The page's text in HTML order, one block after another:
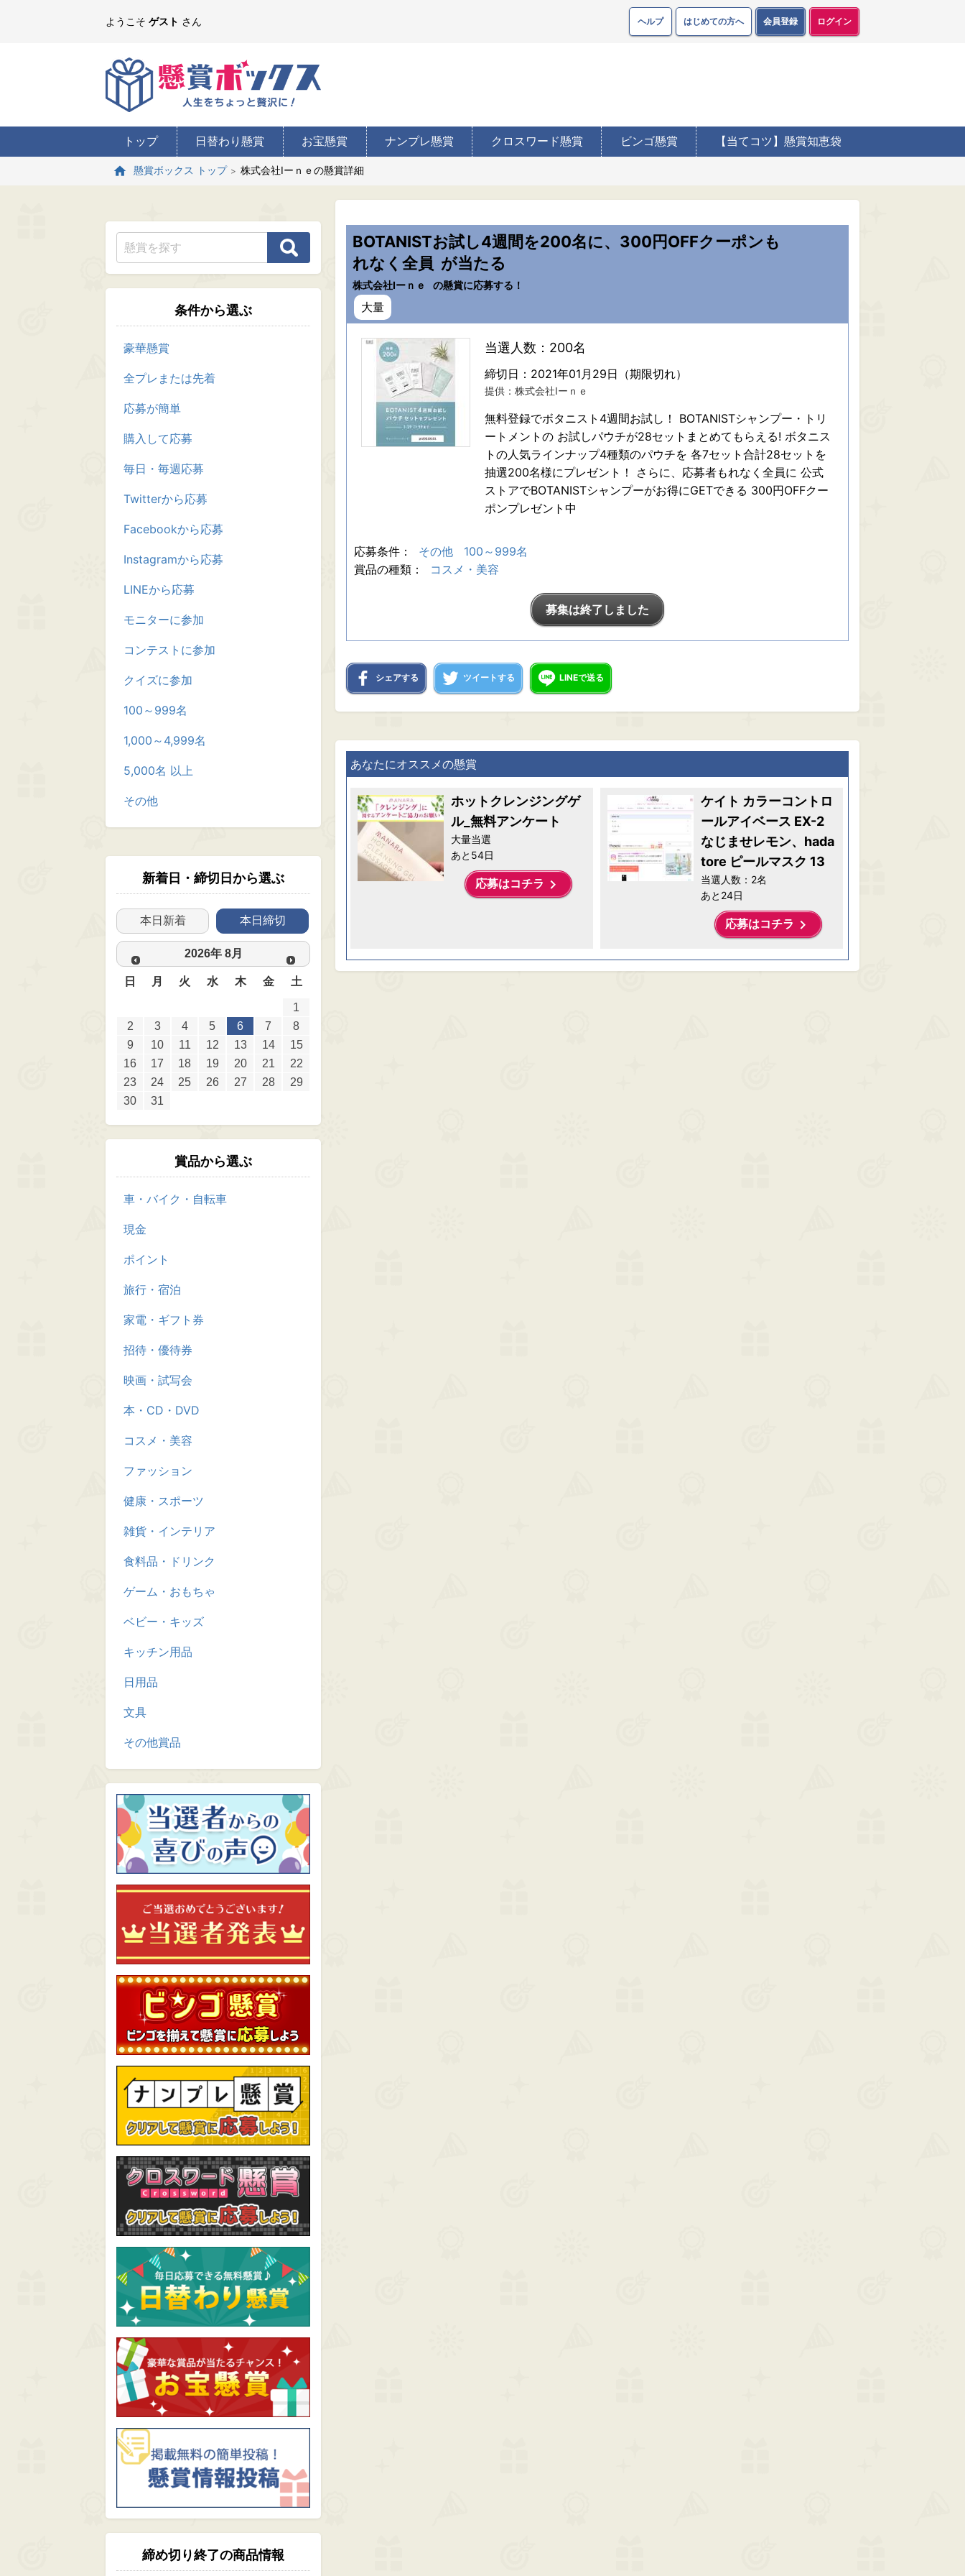
ようこそ ゲスト さん ヘルプ はじめての方へ 会員登録 ログイン
トップ 日替わり懸賞 お宝懸賞 ナンプレ懸賞 クロスワード懸賞 ビンゴ懸賞 【当てコツ】懸賞知恵袋
懸賞ボックス トップ 株式会社Iーｎｅの懸賞詳細
条件から選ぶ
豪華懸賞
全プレまたは先着
応募が簡単
購入して応募
毎日・毎週応募
Twitterから応募
Facebookから応募
Instagramから応募
LINEから応募
モニターに参加
コンテストに参加
クイズに参加
100～999名
1,000～4,999名
5,000名 以上
その他
新着日・締切日から選ぶ
本日新着 本日締切
2026年 8月
日 月 火 水 木 金 土
1
2
3 4 5 6 7
8
9
10 11 12 13 14
15
16
17 18 19 20 21
22
23
24 25 26 27 28
29
30
31
賞品から選ぶ
車・バイク・自転車
現金
ポイント
旅行・宿泊
家電・ギフト券
招待・優待券
映画・試写会
本・CD・DVD
コスメ・美容
ファッション
健康・スポーツ
雑貨・インテリア
食料品・ドリンク
ゲーム・おもちゃ
ベビー・キッズ
キッチン用品
日用品
文具
その他賞品
締め切り終了の商品情報
BOTANISTお試し4週間を200名に、300円OFFクーポンも
れなく全員 が当たる
株式会社Iーｎｅ の懸賞に応募する！
大量
当選人数：200名
締切日：2021年01月29日（期限切れ）
提供：株式会社Iーｎｅ
無料登録でボタニスト4週間お試し！ BOTANISTシャンプー・トリ
ートメントの お試しパウチが28セットまとめてもらえる! ボタニス
トの人気ラインナップ4種類のパウチを 各7セット合計28セットを
抽選200名様にプレゼント！ さらに、応募者もれなく全員に 公式
ストアでBOTANISTシャンプーがお得にGETできる 300円OFFクー
ポンプレゼント中
応募条件： その他
100～999名
賞品の種類：
コスメ・美容
募集は終了しました
シェアする ツイートする LINEで送る
あなたにオススメの懸賞
ホットクレンジングゲ
ル_無料アンケート
大量当選
あと54日
応募はコチラ keyboard_arrow_right
ケイト カラーコントロ
ールアイベース EX-2
なじませレモン、hada
tore ピールマスク 13
当選人数：2名
あと24日
応募はコチラ keyboard_arrow_right